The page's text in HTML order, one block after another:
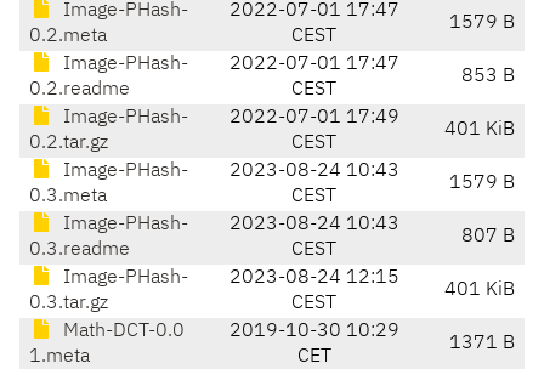
Image-PHash-
0.2.meta
2022-07-01 17:47
CEST
1579 B
Image-PHash-
0.2.readme
2022-07-01 17:47
CEST
853 B
Image-PHash-
0.2.tar.gz
2022-07-01 17:49
CEST
401 KiB
Image-PHash-
0.3.meta
2023-08-24 10:43
CEST
1579 B
Image-PHash-
0.3.readme
2023-08-24 10:43
CEST
807 B
Image-PHash-
0.3.tar.gz
2023-08-24 12:15
CEST
401 KiB
Math-DCT-0.0
1.meta
2019-10-30 10:29
CET
1371 B